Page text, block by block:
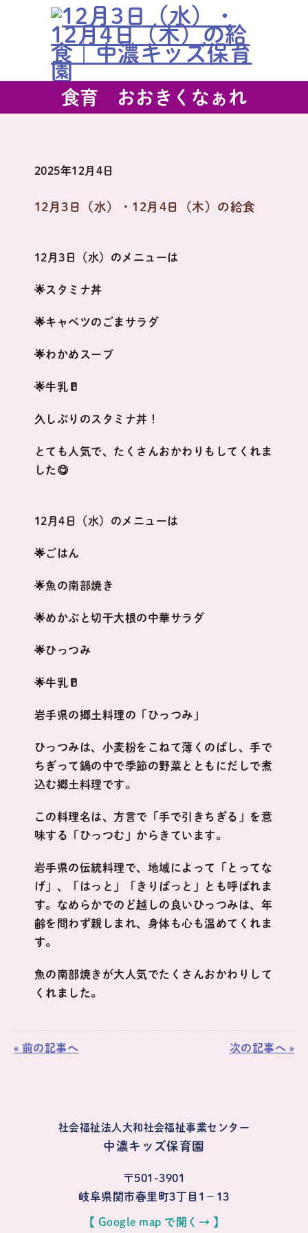
食育 おおきくなぁれ
2025年12月4日
12月3日（水）・12月4日（木）の給食
12月3日（水）のメニューは
🌟スタミナ丼
🌟キャベツのごまサラダ
🌟わかめスープ
🌟牛乳🥛
久しぶりのスタミナ丼！
とても人気で、たくさんおかわりもしてくれま
した😋
12月4日（水）のメニューは
🌟ごはん
🌟魚の南部焼き
🌟めかぶと切干大根の中華サラダ
🌟ひっつみ
🌟牛乳🥛
岩手県の郷土料理の「ひっつみ」
ひっつみは、小麦粉をこねて薄くのばし、手で
ちぎって鍋の中で季節の野菜とともにだしで煮
込む郷土料理です。
この料理名は、方言で「手で引きちぎる」を意
味する「ひっつむ」からきています。
岩手県の伝統料理で、地域によって「とってな
げ」、「はっと」「きりばっと」とも呼ばれま
す。なめらかでのど越しの良いひっつみは、年
齢を問わず親しまれ、身体も心も温めてくれま
す。
魚の南部焼きが大人気でたくさんおかわりして
くれました。
« 前の記事へ 次の記事へ »
社会福祉法人大和社会福祉事業センター
中濃キッズ保育園
〒501-3901
岐阜県関市春里町3丁目1−13
【 Google map で開く→ 】